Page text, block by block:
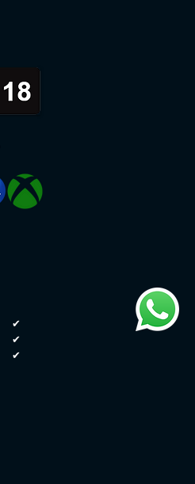
✔
✔
✔